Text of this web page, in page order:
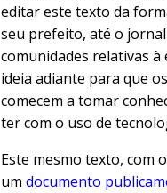
editar este texto da
seu prefeito, até o jornal
comunidades relativas à
ideia adiante para que
comecem a tomar
ter com o uso de
Este mesmo texto, com
um documento